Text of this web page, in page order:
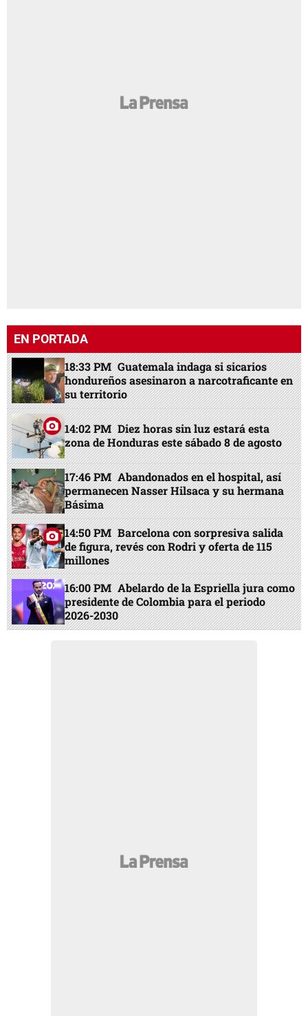
EN PORTADA
18:33 PM Guatemala indaga si sicarios
hondureños asesinaron a narcotraficante en
su territorio
14:02 PM Diez horas sin luz estará esta
zona de Honduras este sábado 8 de agosto
17:46 PM Abandonados en el hospital, así
permanecen Nasser Hilsaca y su hermana
Básima
14:50 PM Barcelona con sorpresiva salida
de figura, revés con Rodri y oferta de 115
millones
16:00 PM Abelardo de la Espriella jura como
presidente de Colombia para el periodo
2026-2030